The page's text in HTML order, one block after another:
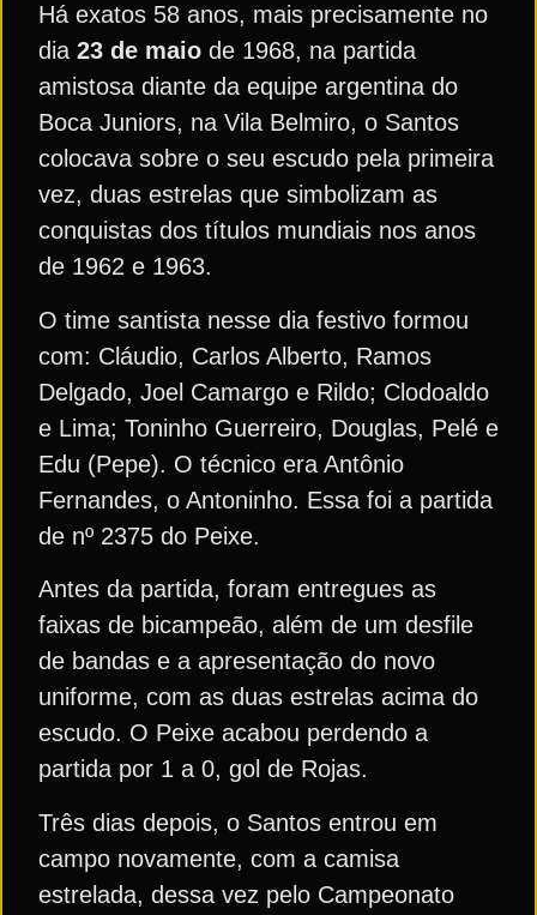
Há exatos 58 anos, mais precisamente no
dia 23 de maio de 1968, na partida
amistosa diante da equipe argentina do
Boca Juniors, na Vila Belmiro, o Santos
colocava sobre o seu escudo pela primeira
vez, duas estrelas que simbolizam as
conquistas dos títulos mundiais nos anos
de 1962 e 1963.
O time santista nesse dia festivo formou
com: Cláudio, Carlos Alberto, Ramos
Delgado, Joel Camargo e Rildo; Clodoaldo
e Lima; Toninho Guerreiro, Douglas, Pelé e
Edu (Pepe). O técnico era Antônio
Fernandes, o Antoninho. Essa foi a partida
de nº 2375 do Peixe.
Antes da partida, foram entregues as
faixas de bicampeão, além de um desfile
de bandas e a apresentação do novo
uniforme, com as duas estrelas acima do
escudo. O Peixe acabou perdendo a
partida por 1 a 0, gol de Rojas.
Três dias depois, o Santos entrou em
campo novamente, com a camisa
estrelada, dessa vez pelo Campeonato